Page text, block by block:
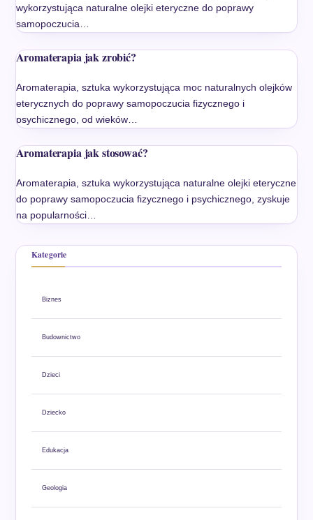
wykorzystująca naturalne olejki eteryczne do poprawy
samopoczucia…
Aromaterapia jak zrobić?
Aromaterapia, sztuka wykorzystująca moc naturalnych olejków
eterycznych do poprawy samopoczucia fizycznego i
psychicznego, od wieków…
Aromaterapia jak stosować?
Aromaterapia, sztuka wykorzystująca naturalne olejki eteryczne
do poprawy samopoczucia fizycznego i psychicznego, zyskuje
na popularności…
Kategorie
Biznes
Budownictwo
Dzieci
Dziecko
Edukacja
Geologia